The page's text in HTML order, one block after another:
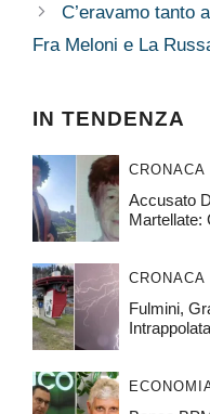
C’eravamo tanto
Fra Meloni e La
IN TENDENZA
CRONACA
Accusato
Martellate:
CRONACA
Fulmini,